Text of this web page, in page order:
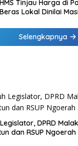
HMS Tinjau Harga di
Beras Lokal Dinilai
Selengkapnya
DPRD
dan RSUP